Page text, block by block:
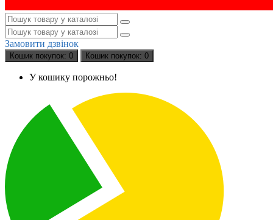
Замовити дзвінок
Кошик покупок: 0 Кошик покупок: 0
У кошику порожньо!